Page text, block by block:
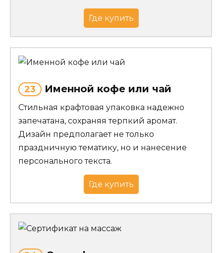
Где купить
23 Именной кофе или чай
Стильная крафтовая упаковка надежно
запечатана, сохраняя терпкий аромат.
Дизайн предполагает не только
праздничную тематику, но и нанесение
персонального текста.
Где купить